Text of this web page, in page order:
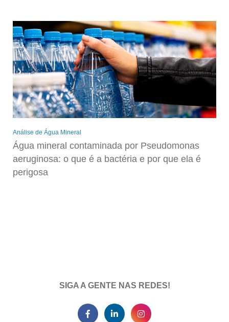
Análise de Água Mineral
Água mineral contaminada por Pseudomonas
aeruginosa: o que é a bactéria e por que ela é
perigosa
SIGA A GENTE NAS REDES!